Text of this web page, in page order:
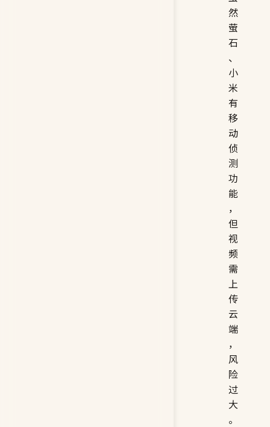
然
萤
石
、
小
米
有
移
动
侦
测
功
能
，
但
视
频
需
上
传
云
端
，
风
险
过
大
。